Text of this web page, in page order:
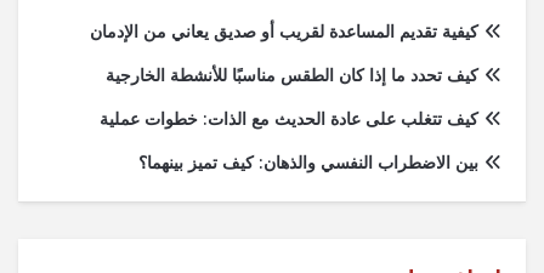
كيفية تقديم المساعدة لقريب أو صديق يعاني من الإدمان
كيف تحدد ما إذا كان الطقس مناسبًا للأنشطة الخارجية
كيف تتغلب على عادة الحديث مع الذات: خطوات عملية
بين الاضطراب النفسي والذهان: كيف تميز بينهما؟